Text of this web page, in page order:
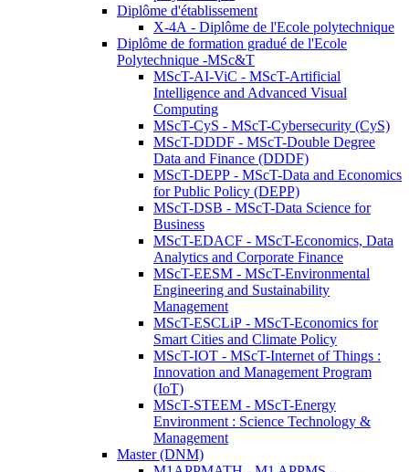
Diplôme d'établissement
X-4A - Diplôme de l'Ecole polytechnique
Diplôme de formation gradué de l'Ecole
Polytechnique -MSc&T
MScT-AI-ViC - MScT-Artificial
Intelligence and Advanced Visual
Computing
MScT-CyS - MScT-Cybersecurity (CyS)
MScT-DDDF - MScT-Double Degree
Data and Finance (DDDF)
MScT-DEPP - MScT-Data and Economics
for Public Policy (DEPP)
MScT-DSB - MScT-Data Science for
Business
MScT-EDACF - MScT-Economics, Data
Analytics and Corporate Finance
MScT-EESM - MScT-Environmental
Engineering and Sustainability
Management
MScT-ESCLiP - MScT-Economics for
Smart Cities and Climate Policy
MScT-IOT - MScT-Internet of Things :
Innovation and Management Program
(IoT)
MScT-STEEM - MScT-Energy
Environment : Science Technology &
Management
Master (DNM)